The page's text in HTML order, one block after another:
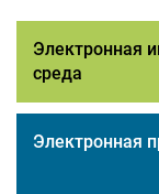
Электронная
среда
Электронная